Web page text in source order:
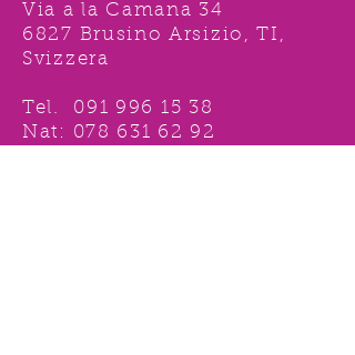
Via a la Camana 34
6827 Brusino Arsizio, TI,
Svizzera
Tel. 091 996 15 38
Nat: 078 631 62 92